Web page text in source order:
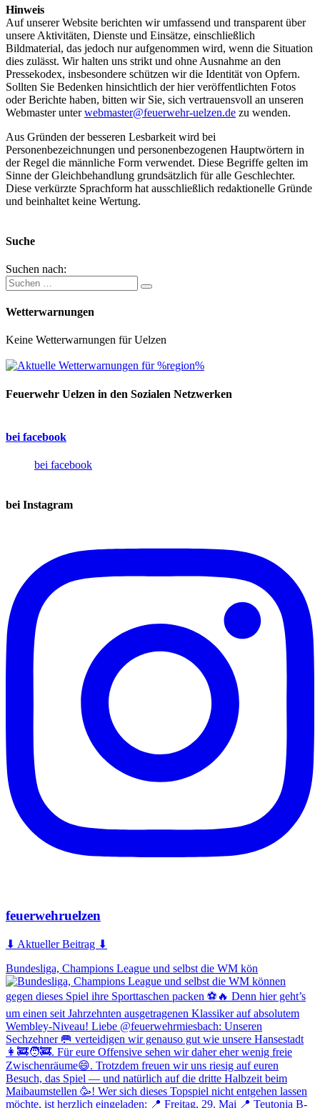
Hinweis
Auf unserer Website berichten wir umfassend und transparent über
unsere Aktivitäten, Dienste und Einsätze, einschließlich
Bildmaterial, das jedoch nur aufgenommen wird, wenn die Situation
dies zulässt. Wir halten uns strikt und ohne Ausnahme an den
Pressekodex, insbesondere schützen wir die Identität von Opfern.
Sollten Sie Bedenken hinsichtlich der hier veröffentlichten Fotos
oder Berichte haben, bitten wir Sie, sich vertrauensvoll an unseren
Webmaster unterwebmaster@feuerwehr-uelzen.de zu wenden.
Aus Gründen der besseren Lesbarkeit wird bei
Personenbezeichnungen und personenbezogenen Hauptwörtern in
der Regel die männliche Form verwendet. Diese Begriffe gelten im
Sinne der Gleichbehandlung grundsätzlich für alle Geschlechter.
Diese verkürzte Sprachform hat ausschließlich redaktionelle Gründe
und beinhaltet keine Wertung.
Suche
Suchen nach:
Wetterwarnungen
Keine Wetterwarnungen für Uelzen
Feuerwehr Uelzen in den Sozialen Netzwerken
bei facebook
bei facebook
bei Instagram
feuerwehruelzen
⬇ Aktueller Beitrag ⬇
Bundesliga, Champions League und selbst die WM kön